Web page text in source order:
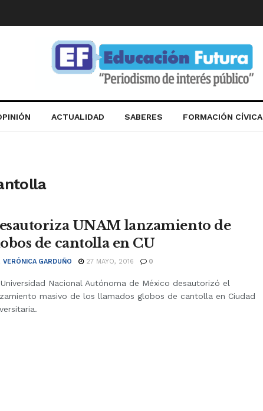
ACTUALIDAD SABERES FORMACIÓN CÍVICA
UNAM lanzamiento de
de cantolla en CU
VERÓNICA GARDUÑO 27 MAYO, 2016 0
Nacional Autónoma de México desautorizó el
masivo de los llamados globos de cantolla en Ciudad